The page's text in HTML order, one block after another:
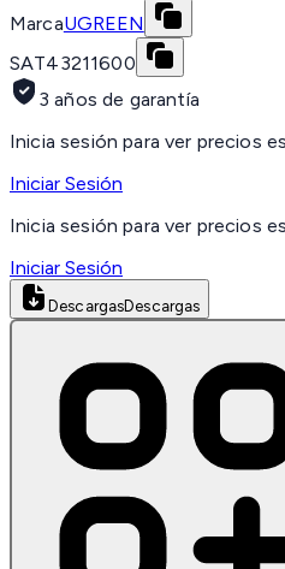
MarcaUGREEN
SAT43211600
3 años de garantía
Inicia sesión para ver precios
Iniciar Sesión
Inicia sesión para ver precios
Iniciar Sesión
DescargasDescargas